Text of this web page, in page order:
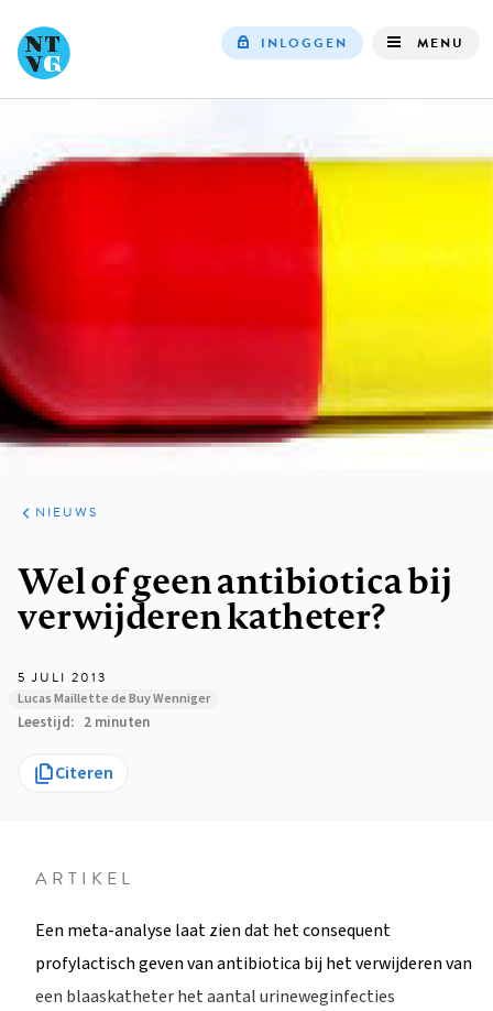
INLOGGEN MENU
ARTIKELEN
HET
KORT
NIEUWS
Wel of geen antibiotica bij
verwijderen katheter?
5 JULI 2013
Lucas Maillette de Buy Wenniger
Leestijd 2 minuten
Citeren
ARTIKEL
Een meta-analyse laat zien dat het consequent
profylactisch geven van antibiotica bij het verwijderen van
een blaaskatheter het aantal urineweginfecties